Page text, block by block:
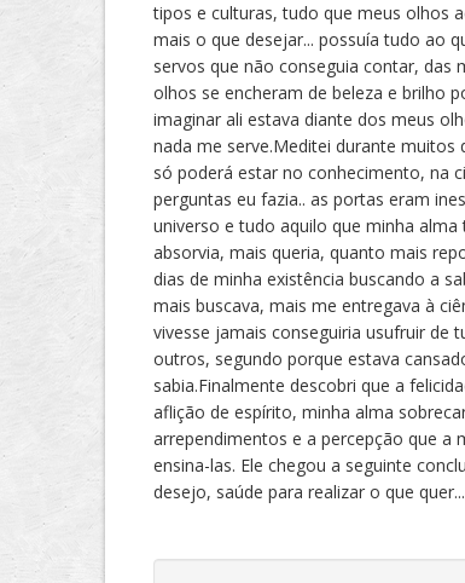
tipos e culturas, tudo que meus olhos
mais o que desejar... possuía tudo ao
servos que não conseguia contar, das
olhos se encheram de beleza e brilho
imaginar ali estava diante dos meus
nada me serve.Meditei durante muitos
só poderá estar no conhecimento, na
perguntas eu fazia.. as portas eram
universo e tudo aquilo que minha
absorvia, mais queria, quanto mais
dias de minha existência buscando a
mais buscava, mais me entregava à
vivesse jamais conseguiria usufruir de
outros, segundo porque estava
sabia.Finalmente descobri que a
aflição de espírito, minha alma
arrependimentos e a percepção que a
ensina-las. Ele chegou a seguinte
desejo, saúde para realizar o que